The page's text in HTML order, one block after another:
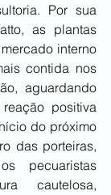
Por sua
as plantas
interno
contida nos
aguardando
positiva
do próximo
das porteiras,
pecuaristas
cautelosa,